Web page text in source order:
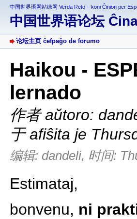
中国世界语网站绿网 Verda Reto – koni Ĉinion per
中国世界语论坛
论坛主页 ĉefpaĝo de forumo
Haikou -
lernado
作者 aŭtoro:
于 afiŝita je
编辑: dandeli, 时间:
Estimataj,
bonvenu, ni